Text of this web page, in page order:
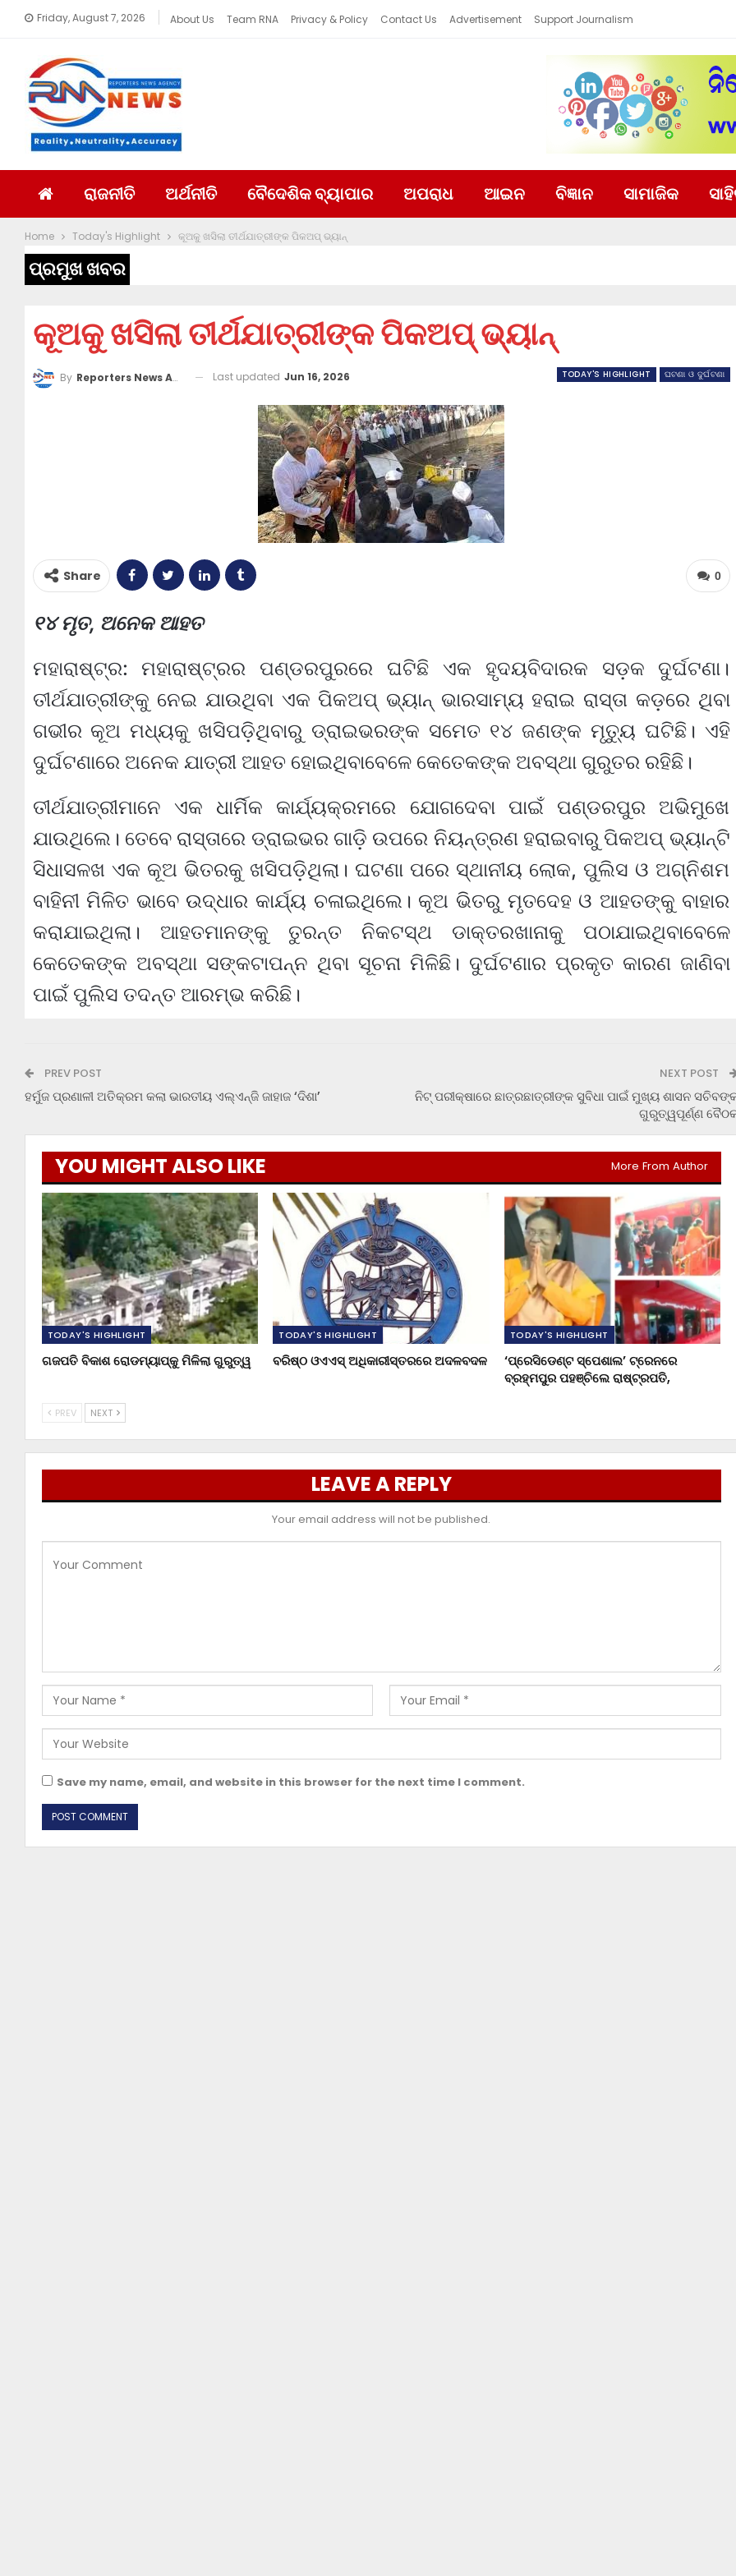
Friday, August 7, 2026 About Us Team RNA Privacy & Policy Contact Us Advertisement Support Journalism
ରାଜନୀତି ଅର୍ଥନୀତି ବୈଦେଶିକ ବ୍ୟାପାର ଅପରାଧ ଆଇନ ବିଜ୍ଞାନ ସାମାଜିକ
Home Today's Highlight କୂଅକୁ ଖସିଲା ତୀର୍ଥଯାତ୍ରୀଙ୍କ ପିକଅପ୍ ଭ୍ୟାନ୍
ପ୍ରମୁଖ ଖବର
କୂଅକୁ ଖସିଲା ତୀର୍ଥଯାତ୍ରୀଙ୍କ ପିକଅପ୍ ଭ୍ୟାନ୍
TODAY'S HIGHLIGHT ଘଟଣା ଓ ଦୁର୍ଘଟଣା
By Reporters News Agency Last updated Jun 16, 2026
0
Share
୧୪ ମୃତ, ଅନେକ ଆହତ
ମହାରାଷ୍ଟ୍ର: ମହାରାଷ୍ଟ୍ରର ପଣ୍ଡରପୁରରେ ଘଟିଛି ଏକ ହୃଦୟବିଦାରକ ସଡ଼କ ଦୁର୍ଘଟଣା।
ତୀର୍ଥଯାତ୍ରୀଙ୍କୁ ନେଇ ଯାଉଥିବା ଏକ ପିକଅପ୍ ଭ୍ୟାନ୍ ଭାରସାମ୍ୟ ହରାଇ ରାସ୍ତା କଡ଼ରେ ଥିବା
ଗଭୀର କୂଅ ମଧ୍ୟକୁ ଖସିପଡ଼ିଥିବାରୁ ଡ୍ରାଇଭରଙ୍କ ସମେତ ୧୪ ଜଣଙ୍କ ମୃତ୍ୟୁ ଘଟିଛି। ଏହି
ଦୁର୍ଘଟଣାରେ ଅନେକ ଯାତ୍ରୀ ଆହତ ହୋଇଥିବାବେଳେ କେତେକଙ୍କ ଅବସ୍ଥା ଗୁରୁତର ରହିଛି।
ତୀର୍ଥଯାତ୍ରୀମାନେ ଏକ ଧାର୍ମିକ କାର୍ଯ୍ୟକ୍ରମରେ ଯୋଗଦେବା ପାଇଁ ପଣ୍ଡରପୁର ଅଭିମୁଖେ
ଯାଉଥିଲେ। ତେବେ ରାସ୍ତାରେ ଡ୍ରାଇଭର ଗାଡ଼ି ଉପରେ ନିୟନ୍ତ୍ରଣ ହରାଇବାରୁ ପିକଅପ୍ ଭ୍ୟାନ୍‌ଟି
ସିଧାସଳଖ ଏକ କୂଅ ଭିତରକୁ ଖସିପଡ଼ିଥିଲା। ଘଟଣା ପରେ ସ୍ଥାନୀୟ ଲୋକ, ପୁଲିସ ଓ ଅଗ୍ନିଶମ
ବାହିନୀ ମିଳିତ ଭାବେ ଉଦ୍ଧାର କାର୍ଯ୍ୟ ଚଳାଇଥିଲେ। କୂଅ ଭିତରୁ ମୃତଦେହ ଓ ଆହତଙ୍କୁ ବାହାର
କରାଯାଇଥିଲା। ଆହତମାନଙ୍କୁ ତୁରନ୍ତ ନିକଟସ୍ଥ ଡାକ୍ତରଖାନାକୁ ପଠାଯାଇଥିବାବେଳେ
କେତେକଙ୍କ ଅବସ୍ଥା ସଙ୍କଟାପନ୍ନ ଥିବା ସୂଚନା ମିଳିଛି। ଦୁର୍ଘଟଣାର ପ୍ରକୃତ କାରଣ ଜାଣିବା
ପାଇଁ ପୁଲିସ ତଦନ୍ତ ଆରମ୍ଭ କରିଛି।
PREV POST
ହର୍ମୁଜ ପ୍ରଣାଳୀ ଅତିକ୍ରମ କଲା ଭାରତୀୟ ଏଲ୍‌ଏନ୍‌ଜି ଜାହାଜ ‘ଦିଶା’
NEXT POST
ନିଟ୍ ପରୀକ୍ଷାରେ ଛାତ୍ରଛାତ୍ରୀଙ୍କ ସୁବିଧା ପାଇଁ ମୁଖ୍ୟ ଶାସନ
ଗୁରୁତ୍ୱପୂର୍ଣ୍ଣ
YOU MIGHT ALSO LIKE More From Author
TODAY'S HIGHLIGHT
ଗଜପତି ବିକାଶ ରୋଡମ୍ୟାପ୍‌କୁ ମିଳିଲା ଗୁରୁତ୍ୱ
TODAY'S HIGHLIGHT
ବରିଷ୍ଠ ଓଏଏସ୍‌ ଅଧିକାରୀସ୍ତରରେ ଅଦଳବଦଳ
TODAY'S HIGHLIGHT
‘ପ୍ରେସିଡେଣ୍ଟ ସ୍ପେଶାଲ’ ଟ୍ରେନରେ
ବ୍ରହ୍ମପୁର ପହଞ୍ଚିଲେ ରାଷ୍ଟ୍ରପତି,
PREV NEXT
LEAVE A REPLY
Your email address will not be published.
Save my name, email, and website in this browser for the next time I comment.